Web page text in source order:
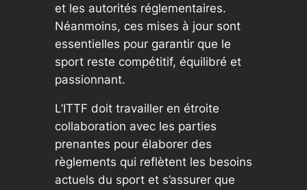
et les autorités réglementaires.
Néanmoins, ces mises à jour sont
essentielles pour garantir que le
sport reste compétitif, équilibré et
passionnant.
L’ITTF doit travailler en étroite
collaboration avec les parties
prenantes pour élaborer des
règlements qui reflètent les besoins
actuels du sport et s’assurer que